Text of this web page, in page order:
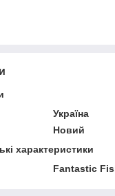
Україна
Новий
характеристики
Fantastic